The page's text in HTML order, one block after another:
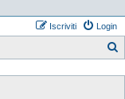
Login
Iscriviti